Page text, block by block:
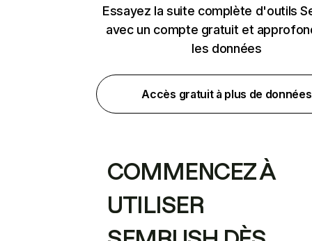
Essayez la suite complète d'outils
avec un compte gratuit et
les données
Accès gratuit à plus de données
COMMENCEZ À
UTILISER